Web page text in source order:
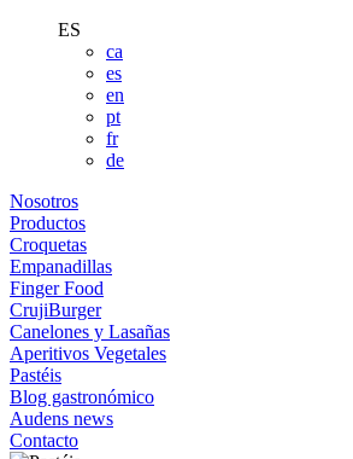
ES
ca
es
en
pt
fr
de
Nosotros
Productos
Croquetas
Empanadillas
Finger Food
CrujiBurger
Canelones y Lasañas
Aperitivos Vegetales
Pastéis
Blog gastronómico
Audens news
Contacto